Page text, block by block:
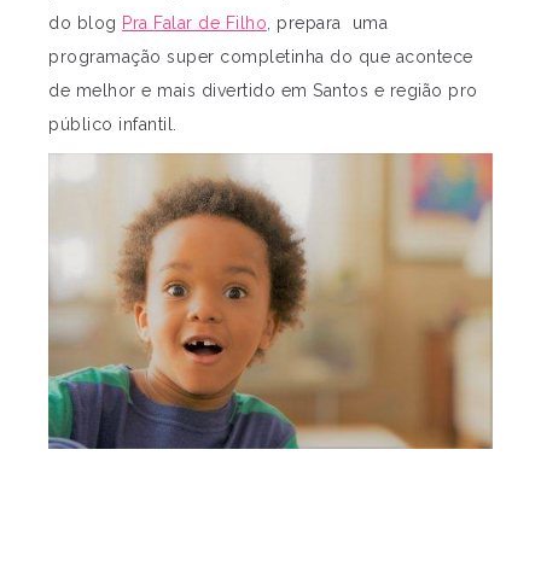
do blog Pra Falar de Filho , prepara uma
programação super completinha do que acontece
de melhor e mais divertido em Santos e região pro
público infantil.